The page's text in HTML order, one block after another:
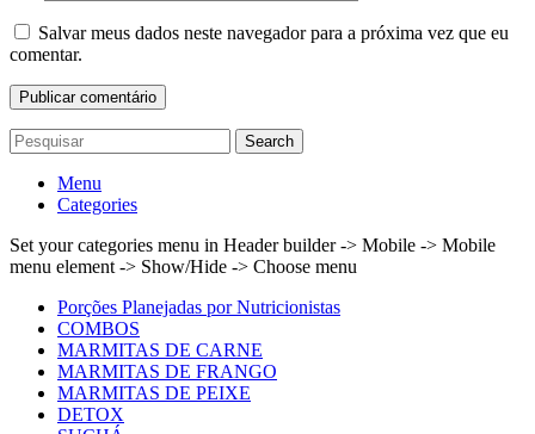
Salvar meus dados neste navegador para a próxima vez que eu
comentar.
Search
Menu
Categories
Set your categories menu in Header builder -> Mobile -> Mobile
menu element -> Show/Hide -> Choose menu
Porções Planejadas por Nutricionistas
COMBOS
MARMITAS DE CARNE
MARMITAS DE FRANGO
MARMITAS DE PEIXE
DETOX